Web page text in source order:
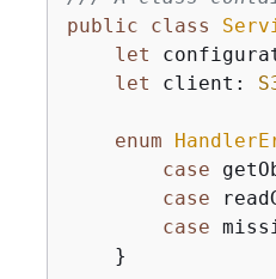
public
class
let
let client:
enum
case
case
case
    }